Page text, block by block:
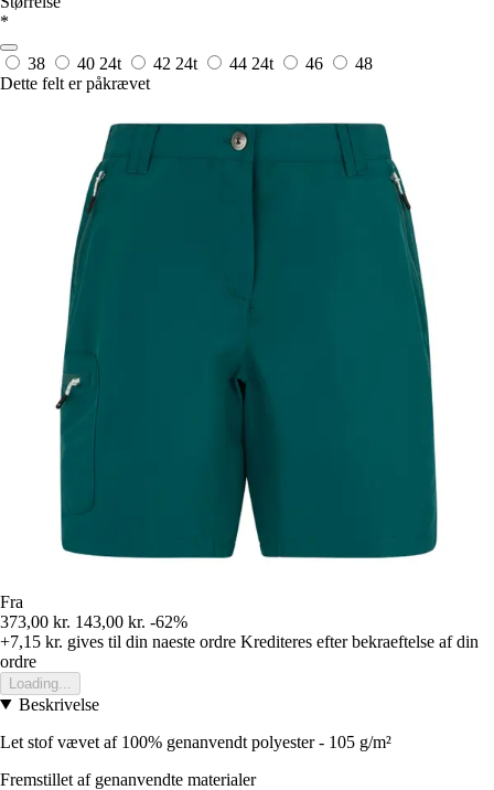
*
38 40 24t 42 24t 44 24t 46
48
Dette felt er påkrævet
Fra
373,00 kr. 143,00 kr. -62%
+7,15 kr. gives til din naeste ordre Krediteres efter bekraeftelse af din
ordre
Loading...
Beskrivelse
Let stof vævet af 100% genanvendt polyester - 105 g/m²
Fremstillet af genanvendte materialer